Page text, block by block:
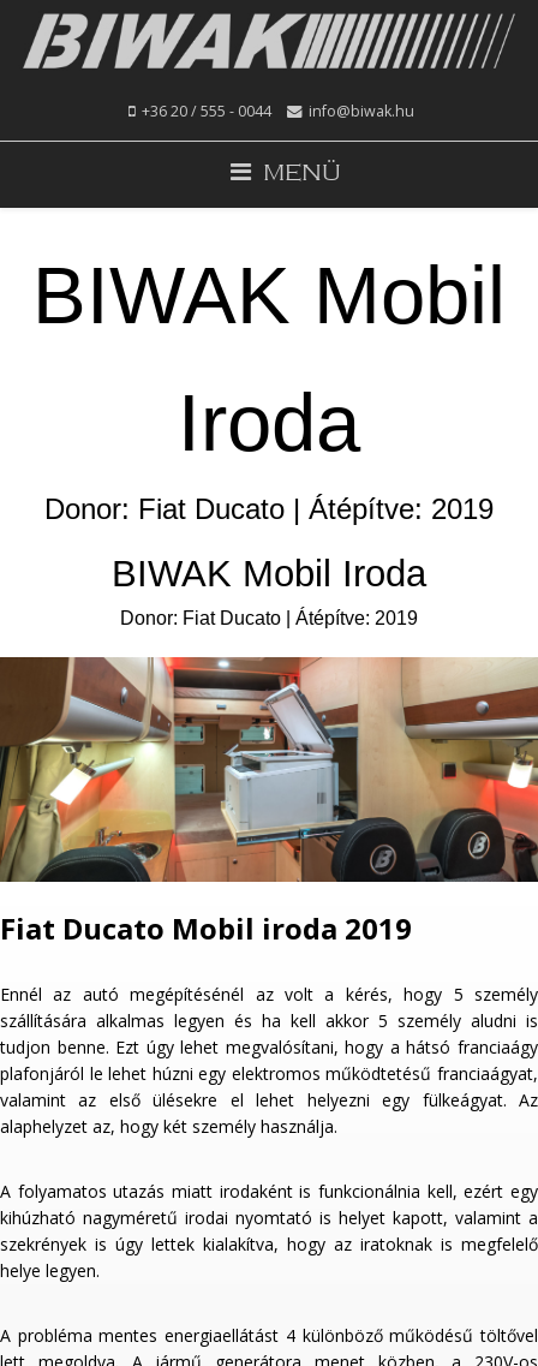
+36 20 / 555 - 0044 info@biwak.hu
MENÜ
BIWAK Mobil
Iroda
Donor: Fiat Ducato | Átépítve: 2019
BIWAK Mobil Iroda
Donor: Fiat Ducato | Átépítve: 2019
Fiat Ducato Mobil iroda 2019
Ennél az autó megépítésénél az volt a kérés, hogy 5 személy
szállítására alkalmas legyen és ha kell akkor 5 személy aludni is
tudjon benne. Ezt úgy lehet megvalósítani, hogy a hátsó franciaágy
plafonjáról le lehet húzni egy elektromos működtetésű franciaágyat,
valamint az első ülésekre el lehet helyezni egy fülkeágyat. Az
alaphelyzet az, hogy két személy használja.
A folyamatos utazás miatt irodaként is funkcionálnia kell, ezért egy
kihúzható nagyméretű irodai nyomtató is helyet kapott, valamint a
szekrények is úgy lettek kialakítva, hogy az iratoknak is megfelelő
helye legyen.
A probléma mentes energiaellátást 4 különböző működésű töltővel